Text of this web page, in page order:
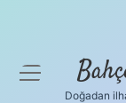
menüyü
Doğadan